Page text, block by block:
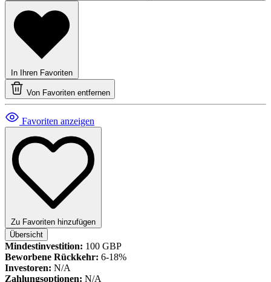
In Ihren Favoriten
Von Favoriten entfernen
Favoriten anzeigen
Zu Favoriten hinzufügen
Übersicht
Mindestinvestition: 100 GBP
Beworbene Rückkehr: 6-18%
Investoren: N/A
Zahlungsoptionen: N/A